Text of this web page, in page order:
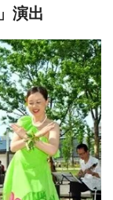
演出